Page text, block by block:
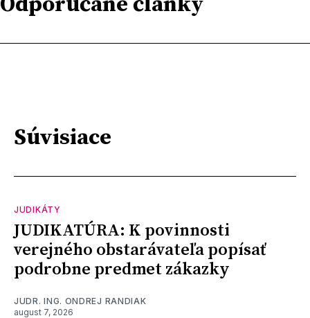
Súvisiace
JUDIKÁTY
JUDIKATÚRA: K povinnosti
verejného obstarávateľa popísať
podrobne predmet zákazky
JUDR. ING. ONDREJ RANDIAK
august 7, 2026